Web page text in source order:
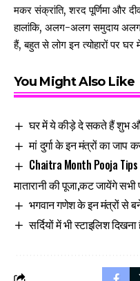
मकर संक्रांति, शरद पूर्णिमा और
हालांकि, अलग-अलग समुदाय
हैं, बहुत से लोग इन त्योहारों पर घर
You Might Also Like
घर में ये कीड़े दे सकते हैं शुभ
मां दुर्गा के इन मंत्रों का जाप
Chaitra Month Pooja
मातारानी की पूजा,कट जायेंगे सभी
भगवान गणेश के इन मंत्रों से
सर्दियों में भी स्टाइलिश